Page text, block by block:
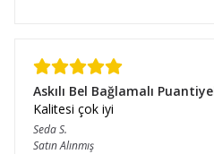
Askılı Bel Bağlamalı
Kalitesi çok iyi
SedaS.
Satın Alınmış